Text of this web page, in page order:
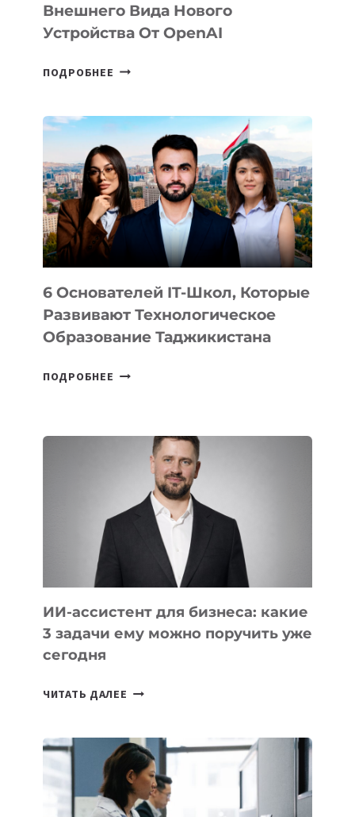
Внешнего Вида Нового
Устройства От OpenAI
ПОДРОБНЕЕ СТАЛИ
ВНЕШНЕГО
ВИДА
НОВОГО
УСТРОЙСТВА
ОТ
OPENAI
6 Основателей IT-Школ, Которые
Развивают Технологическое
Образование Таджикистана
ПОДРОБНЕЕ
КОТОРЫЕ
РАЗВИВАЮТ
ТЕХНОЛОГИЧЕСКОЕ
ОБРАЗОВАНИЕ
ТАДЖИКИСТАНА
ИИ-ассистент для бизнеса: какие
3 задачи ему можно поручить уже
сегодня
ЧИТАТЬ ДАЛЕЕ ИИ-
БИЗНЕСА:
КАКИЕ
3
ЗАДАЧИ